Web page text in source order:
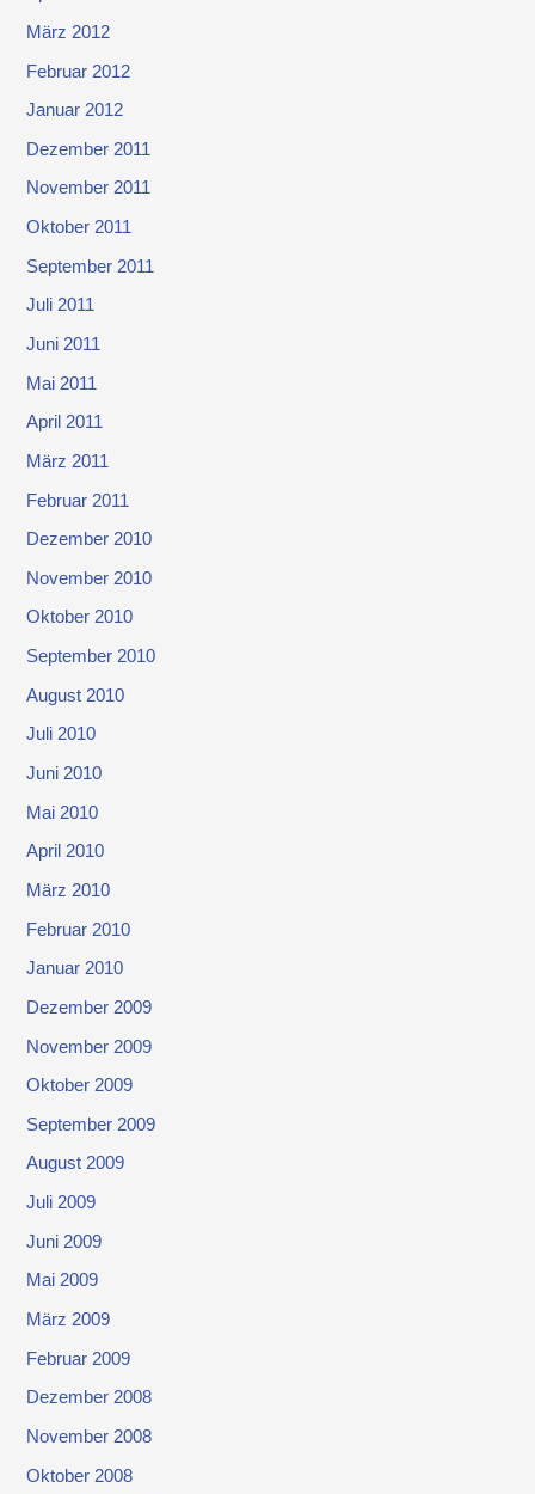
März 2012
Februar 2012
Januar 2012
Dezember 2011
November 2011
Oktober 2011
September 2011
Juli 2011
Juni 2011
Mai 2011
April 2011
März 2011
Februar 2011
Dezember 2010
November 2010
Oktober 2010
September 2010
August 2010
Juli 2010
Juni 2010
Mai 2010
April 2010
März 2010
Februar 2010
Januar 2010
Dezember 2009
November 2009
Oktober 2009
September 2009
August 2009
Juli 2009
Juni 2009
Mai 2009
März 2009
Februar 2009
Dezember 2008
November 2008
Oktober 2008